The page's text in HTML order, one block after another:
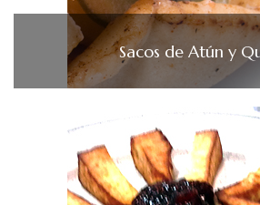
Sacos de Atún y